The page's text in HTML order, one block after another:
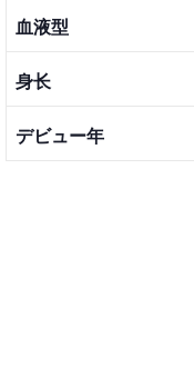
血液型
身长
デビュー年